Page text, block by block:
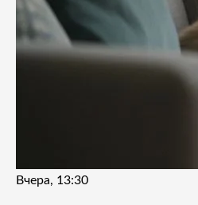
Вчера, 13:30